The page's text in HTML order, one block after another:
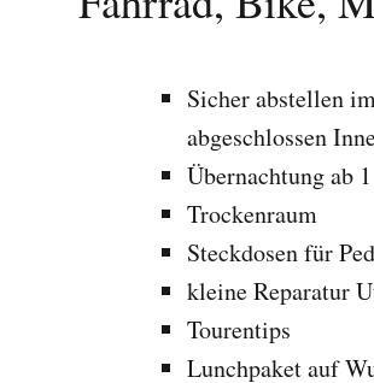
Sicher abstellen
abgeschlossen
Übernachtung ab
Trockenraum
Steckdosen für
kleine Reparatur
Tourentips
Lunchpaket auf